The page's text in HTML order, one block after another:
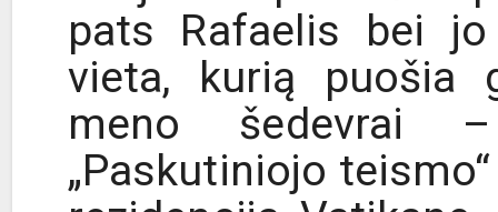
pats Rafaelis bei
vieta, kurią puošia
meno šedevrai
„Paskutiniojo